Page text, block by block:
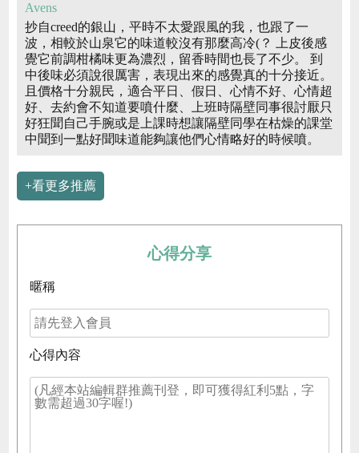
Avens
抄自creed的銀山，平時不太愛跟風的我，也跟了一
波，相較於山泉它的味道較沒有那麼高冷(？ 上皮後感
覺它前調柑橘味更為濃烈，留香時間也長了不少。 到
中後味必須說很厲害，表現出來的感覺真的十分接近。
且價格十分親民，適合平日、假日、心情不好、心情超
好、去約會不知道要噴什麼、上班時隔壁同事很討厭只
好狂聞自己手腕或是上課時想讓隔壁同學在枯燥的課堂
中聞到一點好聞味道能夠讓他們心情略好的時候噴。
+看更多推薦
心得分享
暱稱
心得內容